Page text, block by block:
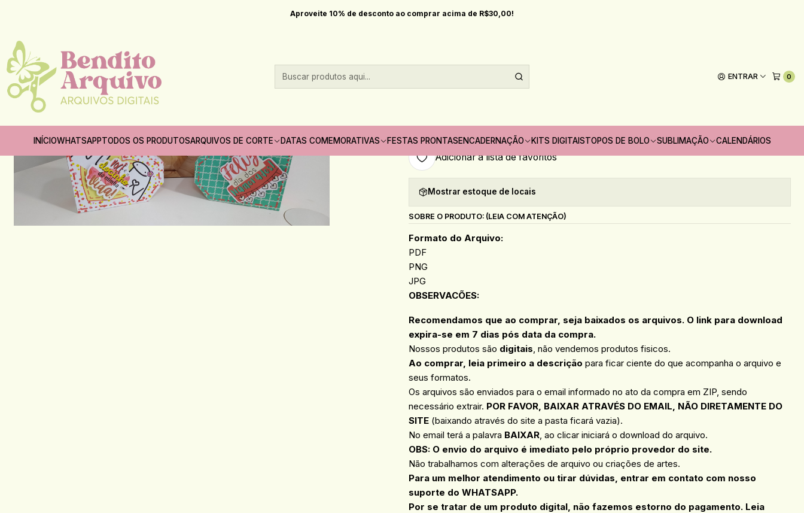
ENTRAR 0
INÍCIOWHATSAPPTODOS OS PRODUTOSARQUIVOS DE CORTE DATAS COMEMORATIVAS FESTAS PRONTASENCADERNAÇÃO KITS DIGITAISTOPOS DE BOLO SUBLIMAÇÃO CALENDÁRIOS
Aproveite 10% de desconto ao comprar acima de R$30,00!
Datas comemorativas Dia dos Namorados Arquivo Dia dos Namorados Caixa Coração
Arquivo Dia dos Namorados Caixa Coração
Adicionar à lista de favoritos
Mostrar estoque de locais
SOBRE O PRODUTO: (LEIA COM ATENÇÃO)
Formato do Arquivo:
PDF
PNG
JPG
OBSERVACÕES:
Recomendamos que ao comprar, seja baixados os arquivos. O link para download
expira-se em 7 dias pós data da compra.
Nossos produtos são digitais , não vendemos produtos fisicos.
Ao comprar, leia primeiro a descrição para ficar ciente do que acompanha o arquivo e
seus formatos.
Os arquivos são enviados para o email informado no ato da compra em ZIP, sendo
necessário extrair. POR FAVOR, BAIXAR ATRAVÉS DO EMAIL, NÃO DIRETAMENTE DO
SITE (baixando através do site a pasta ficará vazia).
No email terá a palavra BAIXAR , ao clicar iniciará o download do arquivo.
OBS: O envio do arquivo é imediato pelo próprio provedor do site.
Não trabalhamos com alterações de arquivo ou criações de artes.
Para um melhor atendimento ou tirar dúvidas, entrar em contato com nosso
suporte do WHATSAPP.
Por se tratar de um produto digital, não fazemos estorno do pagamento. Leia